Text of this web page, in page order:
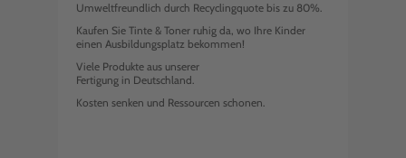
Umweltfreundlich durch Recyclingquote bis zu 80%.
Kaufen Sie Tinte & Toner ruhig da, wo Ihre Kinder
einen Ausbildungsplatz bekommen!
Viele Produkte aus unserer
Fertigung in Deutschland.
Kosten senken und Ressourcen schonen.